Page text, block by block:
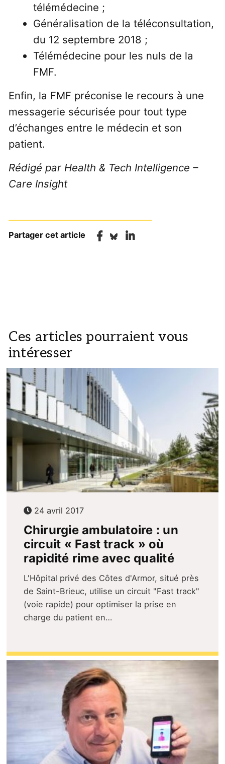
télémédecine ;
Généralisation de la téléconsultation,
du 12 septembre 2018 ;
Télémédecine pour les nuls de la
FMF.
Enfin, la FMF préconise le recours à une
messagerie sécurisée pour tout type
d’échanges entre le médecin et son
patient.
Rédigé par Health & Tech Intelligence –
Care Insight
Partager cet article
Ces articles pourraient vous
intéresser
24 avril 2017
Chirurgie ambulatoire : un
circuit « Fast track » où
rapidité rime avec qualité
L'Hôpital privé des Côtes d'Armor, situé près
de Saint-Brieuc, utilise un circuit "Fast track"
(voie rapide) pour optimiser la prise en
charge du patient en…